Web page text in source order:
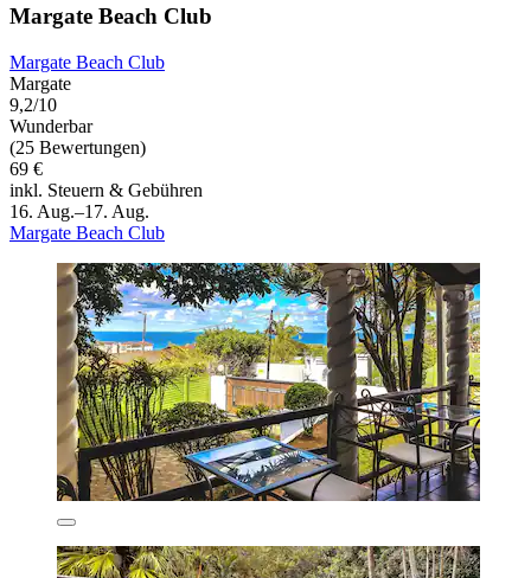
Margate Beach Club
Margate Beach Club
Margate
9,2/10
Wunderbar
(25 Bewertungen)
69 €
inkl. Steuern & Gebühren
16. Aug.–17. Aug.
Margate Beach Club